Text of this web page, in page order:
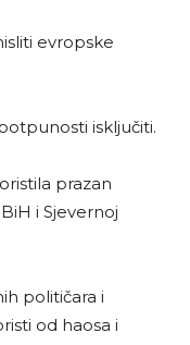
evropske
isključiti.
prazan
i Sjevernoj
političara i
od haosa i